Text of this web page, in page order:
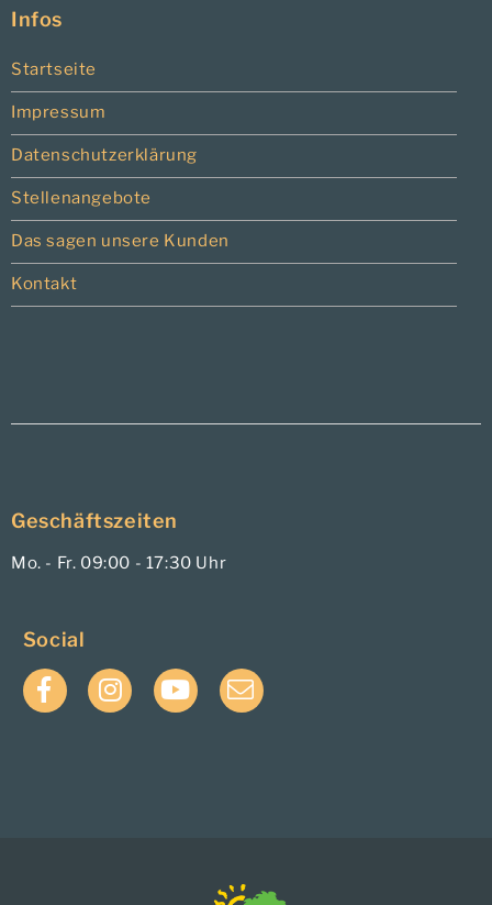
Infos
Startseite
Impressum
Datenschutzerklärung
Stellenangebote
Das sagen unsere Kunden
Kontakt
Geschäftszeiten
Mo. - Fr. 09:00 - 17:30 Uhr
Social
FacebookInstagramYouTubeE-
Mail